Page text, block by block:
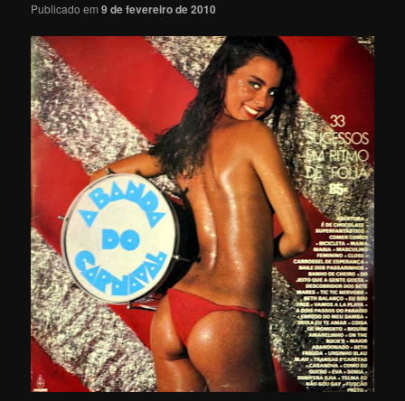
Publicado em9 de fevereiro de 2010